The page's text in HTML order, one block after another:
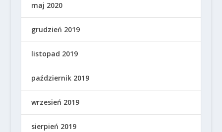
maj 2020
grudzień 2019
listopad 2019
październik 2019
wrzesień 2019
sierpień 2019